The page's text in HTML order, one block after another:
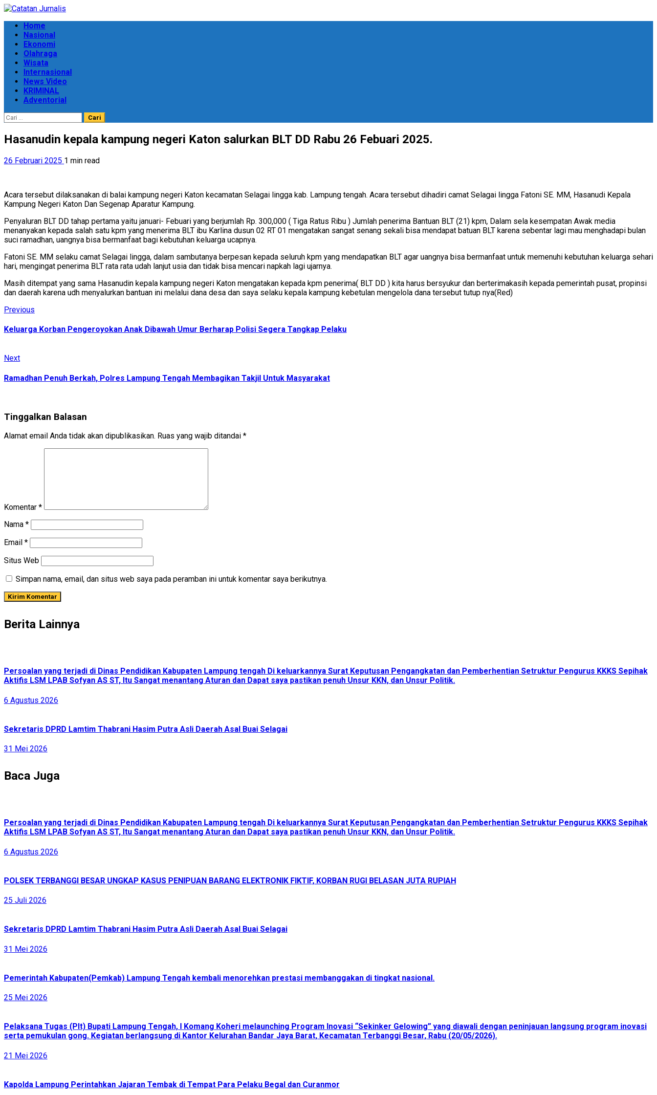
Skip
content
Primary
Menu
Home
Nasional
Ekonomi
Olahraga
Wisata
Internasional
News Video
KRIMINAL
Adventorial
Cari
untuk:
Hasanudin kepala kampung negeri Katon salurkan BLT DD Rabu 26 Febuari 2025.
26 Februari 2025 1 min read
Acara tersebut dilaksanakan di balai kampung negeri Katon kecamatan Selagai lingga kab. Lampung tengah. Acara tersebut dihadiri camat Selagai lingga Fatoni SE. MM, Hasanudi Kepala
Kampung Negeri Katon Dan Segenap Aparatur Kampung.
Penyaluran BLT DD tahap pertama yaitu januari- Febuari yang berjumlah Rp. 300,000 ( Tiga Ratus Ribu ) Jumlah penerima Bantuan BLT (21) kpm, Dalam sela kesempatan Awak media
menanyakan kepada salah satu kpm yang menerima BLT ibu Karlina dusun 02 RT 01 mengatakan sangat senang sekali bisa mendapat batuan BLT karena sebentar lagi mau menghadapi bulan
suci ramadhan, uangnya bisa bermanfaat bagi kebutuhan keluarga ucapnya.
Fatoni SE. MM selaku camat Selagai lingga, dalam sambutanya berpesan kepada seluruh kpm yang mendapatkan BLT agar uangnya bisa bermanfaat untuk memenuhi kebutuhan keluarga sehari
hari, mengingat penerima BLT rata rata udah lanjut usia dan tidak bisa mencari napkah lagi ujarnya.
Masih ditempat yang sama Hasanudin kepala kampung negeri Katon mengatakan kepada kpm penerima( BLT DD ) kita harus bersyukur dan berterimakasih kepada pemerintah pusat, propinsi
dan daerah karena udh menyalurkan bantuan ini melalui dana desa dan saya selaku kepala kampung kebetulan mengelola dana tersebut tutup nya(Red)
Continue
Reading
Previous
Keluarga Korban Pengeroyokan Anak Dibawah Umur Berharap Polisi Segera Tangkap Pelaku
NextNext
Ramadhan Penuh Berkah, Polres Lampung Tengah Membagikan Takjil Untuk Masyarakat
Tinggalkan Balasan
Alamat email Anda tidak akan dipublikasikan. Ruas yang wajib ditandai *
Komentar *
Nama *
Email *
Situs Web
Simpan nama, email, dan situs web saya pada peramban ini untuk komentar saya berikutnya.
Berita Lainnya
Persoalan yang terjadi di Dinas Pendidikan Kabupaten Lampung tengah Di keluarkannya Surat Keputusan Pengangkatan dan Pemberhentian Setruktur Pengurus KKKS Sepihak
Aktifis LSM LPAB Sofyan AS ST, Itu Sangat menantang Aturan dan Dapat saya pastikan penuh Unsur KKN, dan Unsur Politik.
6 Agustus 2026
Sekretaris DPRD Lamtim Thabrani Hasim Putra Asli Daerah Asal Buai Selagai
31 Mei 2026
Baca Juga
Persoalan yang terjadi di Dinas Pendidikan Kabupaten Lampung tengah Di keluarkannya Surat Keputusan Pengangkatan dan Pemberhentian Setruktur Pengurus KKKS Sepihak
Aktifis LSM LPAB Sofyan AS ST, Itu Sangat menantang Aturan dan Dapat saya pastikan penuh Unsur KKN, dan Unsur Politik.
6 Agustus 2026
POLSEK TERBANGGI BESAR UNGKAP KASUS PENIPUAN BARANG ELEKTRONIK FIKTIF, KORBAN RUGI BELASAN JUTA RUPIAH
25 Juli 2026
Sekretaris DPRD Lamtim Thabrani Hasim Putra Asli Daerah Asal Buai Selagai
31 Mei 2026
Pemerintah Kabupaten(Pemkab) Lampung Tengah kembali menorehkan prestasi membanggakan di tingkat nasional.
25 Mei 2026
Pelaksana Tugas (Plt) Bupati Lampung Tengah, I Komang Koheri melaunching Program Inovasi “Sekinker Gelowing” yang diawali dengan peninjauan langsung program inovasi
serta pemukulan gong. Kegiatan berlangsung di Kantor Kelurahan Bandar Jaya Barat, Kecamatan Terbanggi Besar, Rabu (20/05/2026).
21 Mei 2026
Kapolda Lampung Perintahkan Jajaran Tembak di Tempat Para Pelaku Begal dan Curanmor